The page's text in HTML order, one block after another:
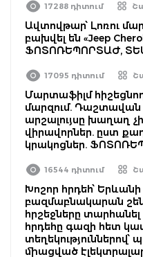
17288 դիտում
Ավտովթար՝ Լոռու
բախվել են «Jeep
ՖՈՏՈՌԵՊՈՐՏԱԺ,
17095 դիտում
Մարտաֆիլմ
մարզում. Դաշտավան
արշալույսը խաղաղ
վիրավորներ. ըստ
կրակոցներ.
16544 դիտում
Խոշոր հրդեհ՝
բազմաբնակարան
հրշեջները
հրդեհը գազի հետ
միացված